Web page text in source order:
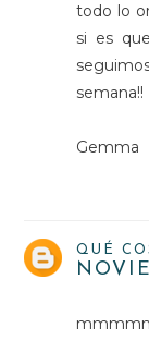
todo lo
si es
semana!!
Gemma
QUÉ